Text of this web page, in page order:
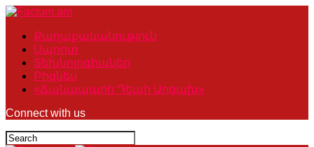
Քաղաքականություն
Սպորտ
Տեխնոլոգիաներ
Բիզնես
«Ճանապարհ Դեպի Արցախ»
Connect with us